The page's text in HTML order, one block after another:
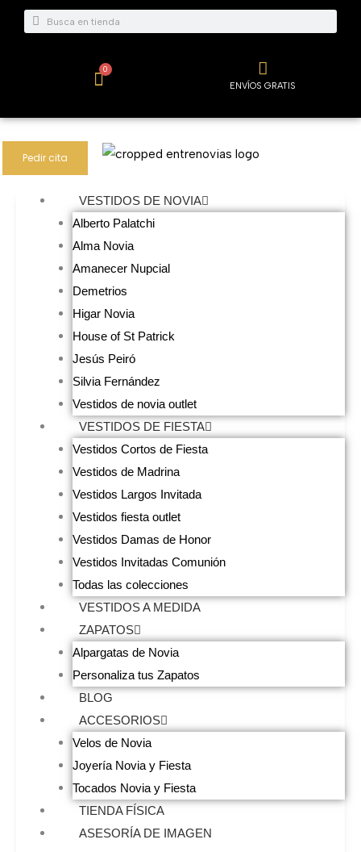
Buscar
Buscar
0
Carrito ENVÍOS GRATIS
VESTIDOS DE NOVIA
Alberto Palatchi
Alma Novia
Amanecer Nupcial
Demetrios
Higar Novia
House of St Patrick
Jesús Peiró
Silvia Fernández
Vestidos de novia outlet
VESTIDOS DE FIESTA
Vestidos Cortos de Fiesta
Vestidos de Madrina
Vestidos Largos Invitada
Vestidos fiesta outlet
Vestidos Damas de Honor
Vestidos Invitadas Comunión
Todas las colecciones
VESTIDOS A MEDIDA
ZAPATOS
Alpargatas de Novia
Personaliza tus Zapatos
BLOG
ACCESORIOS
Velos de Novia
Joyería Novia y Fiesta
Tocados Novia y Fiesta
TIENDA FÍSICA
ASESORÍA DE IMAGEN
Pedir cita